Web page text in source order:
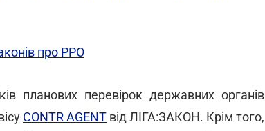
про РРО
планових перевірок державних органів
CONTR AGENT від ЛІГА:ЗАКОН. Крім того,